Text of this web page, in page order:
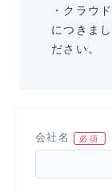
・クラウ
につきま
ださい。
会社名